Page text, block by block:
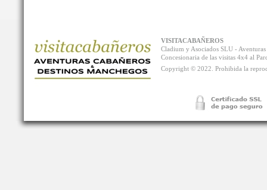
VISITACABAÑEROS
Cladium y Asociados SLU -
Concesionaria de las visitas 4x4 al
Copyright © 2022. Prohibida la